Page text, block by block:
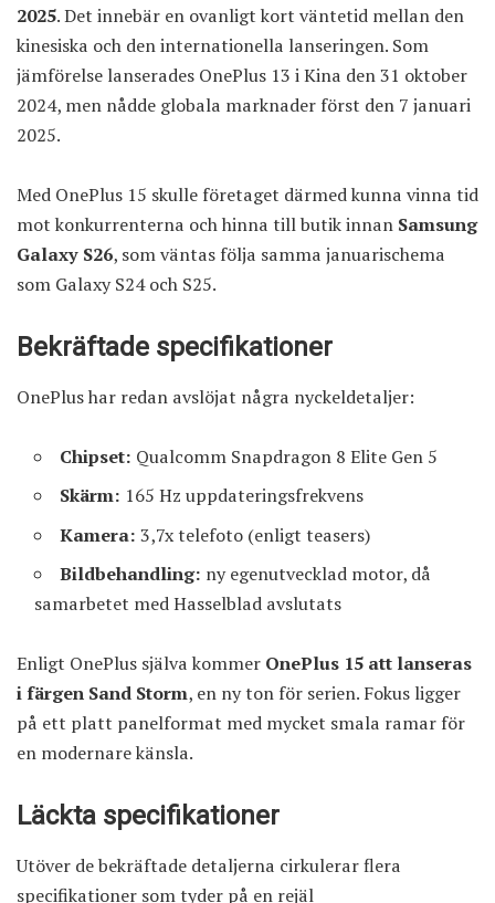
2025. Det innebär en ovanligt kort väntetid mellan den
kinesiska och den internationella lanseringen. Som
jämförelse lanserades OnePlus 13 i Kina den 31 oktober
2024, men nådde globala marknader först den 7 januari
2025.
Med OnePlus 15 skulle företaget därmed kunna vinna tid
mot konkurrenterna och hinna till butik innan Samsung
Galaxy S26, som väntas följa samma januarischema
som Galaxy S24 och S25.
Bekräftade specifikationer
OnePlus har redan avslöjat några nyckeldetaljer:
Chipset: Qualcomm Snapdragon 8 Elite Gen 5
Skärm: 165 Hz uppdateringsfrekvens
Kamera: 3,7x telefoto (enligt teasers)
Bildbehandling: ny egenutvecklad motor, då
samarbetet med Hasselblad avslutats
Enligt OnePlus själva kommer OnePlus 15 att lanseras
i färgen Sand Storm, en ny ton för serien. Fokus ligger
på ett platt panelformat med mycket smala ramar för
en modernare känsla.
Läckta specifikationer
Utöver de bekräftade detaljerna cirkulerar flera
specifikationer som tyder på en rejäl